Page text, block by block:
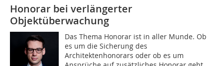
Honorar bei verlängerter
Objektüberwachung
Das Thema Honorar ist in aller Munde. Ob
es um die Sicherung des
Architektenhonorars oder ob es um